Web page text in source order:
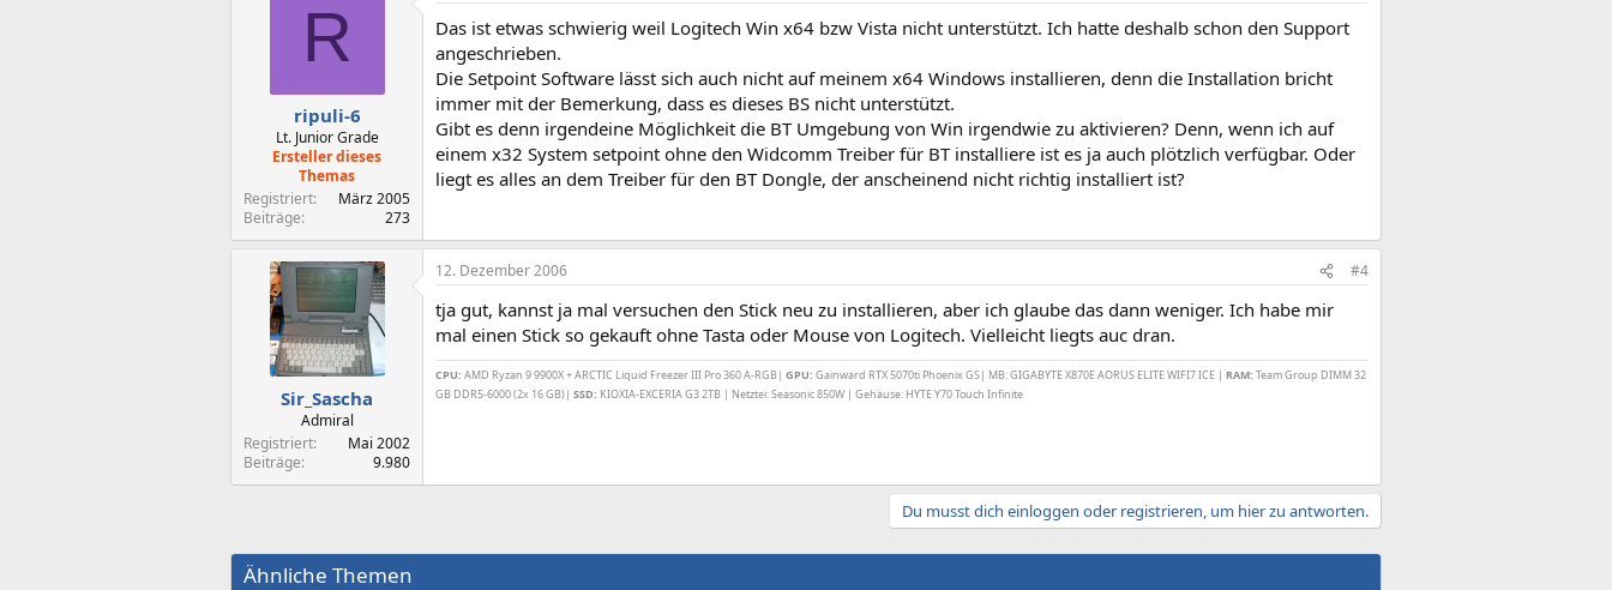
R
ripuli-6
Lt. Junior Grade
Ersteller dieses
Themas
Registriert
März 2005
Beiträge
273
Das ist etwas schwierig weil Logitech Win x64 bzw Vista nicht unterstützt. Ich hatte deshalb schon den Support
angeschrieben.
Die Setpoint Software lässt sich auch nicht auf meinem x64 Windows installieren, denn die Installation bricht
immer mit der Bemerkung, dass es dieses BS nicht unterstützt.
Gibt es denn irgendeine Möglichkeit die BT Umgebung von Win irgendwie zu aktivieren? Denn, wenn ich auf
einem x32 System setpoint ohne den Widcomm Treiber für BT installiere ist es ja auch plötzlich verfügbar. Oder
liegt es alles an dem Treiber für den BT Dongle, der anscheinend nicht richtig installiert ist?
Sir_Sascha
Admiral
Registriert
Mai 2002
Beiträge
9.980
12. Dezember 2006 #4
tja gut, kannst ja mal versuchen den Stick neu zu installieren, aber ich glaube das dann weniger. Ich habe mir
mal einen Stick so gekauft ohne Tasta oder Mouse von Logitech. Vielleicht liegts auc dran.
CPU: AMD Ryzan 9 9900X + ARCTIC Liquid Freezer III Pro 360 A-RGB| GPU: Gainward RTX 5070ti Phoenix GS| MB: GIGABYTE X870E AORUS ELITE WIFI7 ICE | RAM: Team Group DIMM 32
GB DDR5-6000 (2x 16 GB)| SSD: KIOXIA-EXCERIA G3 2TB | Netztei: Seasonic 850W | Gehäuse: HYTE Y70 Touch Infinite
Du musst dich einloggen oder registrieren, um hier zu antworten.
Ähnliche Themen